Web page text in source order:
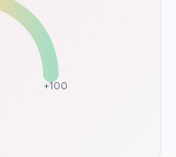
+100